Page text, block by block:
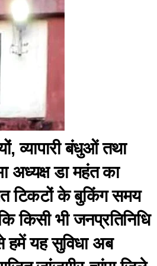
व्यापारी बंधुओं तथा
अध्यक्ष डा महंत का
टिकटों के बुकिंग समय
किसी भी जनप्रतिनिधि
हमें यह सुविधा अब